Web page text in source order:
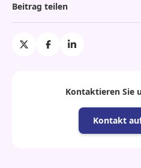
Beitrag teilen
Share on XShare on Facebook
Share on Linkedin
Kontaktieren Sie
Kontakt